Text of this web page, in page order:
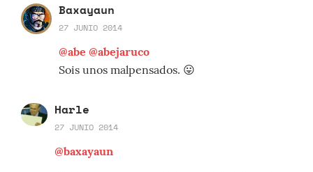
Baxayaun
27 JUNIO 2014
@abe @abejaruco
Sois unos malpensados. 😛
Harle
27 JUNIO 2014
@baxayaun